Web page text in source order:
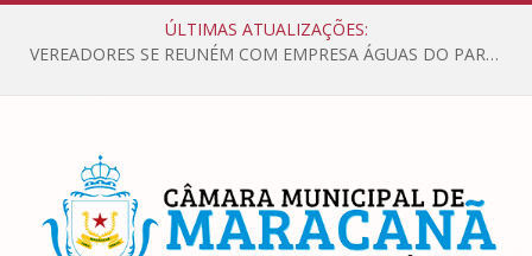
ÚLTIMAS ATUALIZAÇÕES:
VEREADORES SE REUNÉM COM EMPRESA ÁGUAS DO PARÁ, PARA APRESENTAR REIVINDICAÇÕES E MELHORIAS NA QUALIDADE DOS SERVIÇOS OFERECIDOS Á POPULAÇÃO.